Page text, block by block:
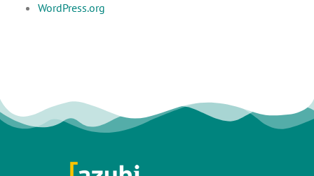
WordPress.org